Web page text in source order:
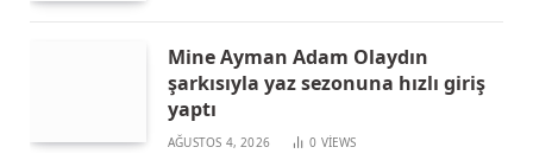
Mine Ayman Adam Olaydın
şarkısıyla yaz sezonuna hızlı giriş
yaptı
AĞUSTOS 4, 2026 0 VIEWS